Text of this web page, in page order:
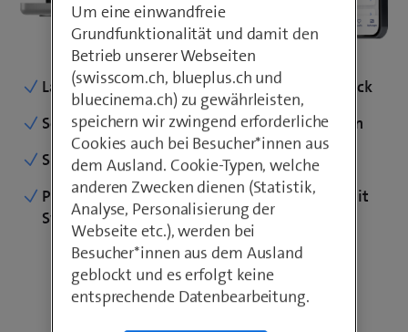
Vorteile der My Swisscom App
Um eine einwandfreie
Grundfunktionalität und damit den
Betrieb unserer Webseiten
(swisscom.ch, blueplus.ch und
bluecinema.ch) zu gewährleisten,
speichern wir zwingend erforderliche
Cookies auch bei Besucher*innen aus
dem Ausland. Cookie-Typen, welche
anderen Zwecken dienen (Statistik,
Analyse, Personalisierung der
Webseite etc.), werden bei
Besucher*innen aus dem Ausland
geblockt und es erfolgt keine
entsprechende Datenbearbeitung.